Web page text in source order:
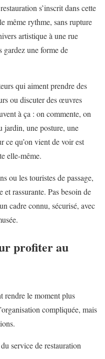
s’inscrit dans cette
même rythme, sans rupture
artistique à une rue
gardez une forme de
qui aiment prendre des
ou discuter des œuvres
à ça : on commente, on
jardin, une posture, une
ce qu’on vient de voir est
elle-même.
ou les touristes de passage,
rassurante. Pas besoin de
cadre connu, sécurisé, avec
profiter au
rendre le moment plus
compliquée, mais
service de restauration